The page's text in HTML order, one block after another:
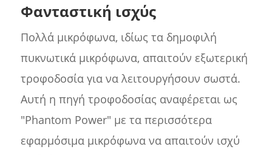
Φανταστική ισχύς
Πολλά μικρόφωνα, ιδίως τα δημοφιλή
πυκνωτικά μικρόφωνα, απαιτούν εξωτερική
τροφοδοσία για να λειτουργήσουν σωστά.
Αυτή η πηγή τροφοδοσίας αναφέρεται ως
"Phantom Power" με τα περισσότερα
εφαρμόσιμα μικρόφωνα να απαιτούν ισχύ